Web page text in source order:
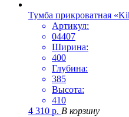
Тумба прикроватная
Артикул:
04407
Ширина:
400
Глубина:
385
Высота:
410
4 310 р. В корзину